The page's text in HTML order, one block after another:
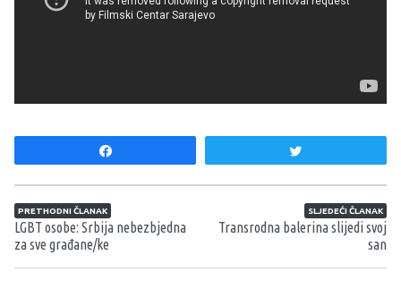
Navigacija članaka
PRETHODNI ČLANAK
LGBT osobe: Srbija nebezbjedna
za sve građane/ke
SLJEDEĆI ČLANAK
Transrodna balerina slijedi svoj
san